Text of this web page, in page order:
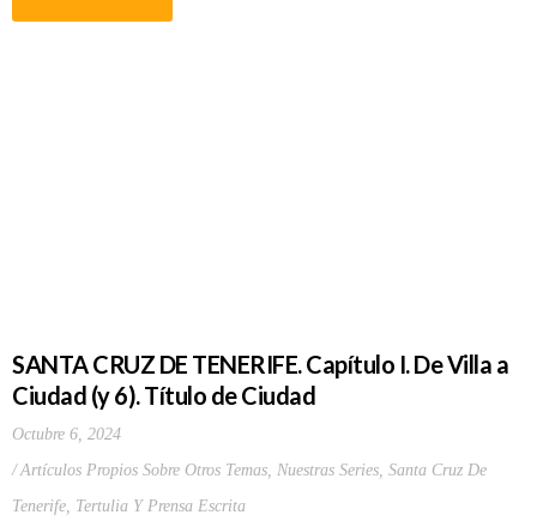
SANTA CRUZ DE TENERIFE. Capítulo I. De Villa a
Ciudad (y 6). Título de Ciudad
Octubre 6, 2024
Artículos Propios Sobre Otros Temas, Nuestras Series, Santa Cruz De
Tenerife, Tertulia Y Prensa Escrita